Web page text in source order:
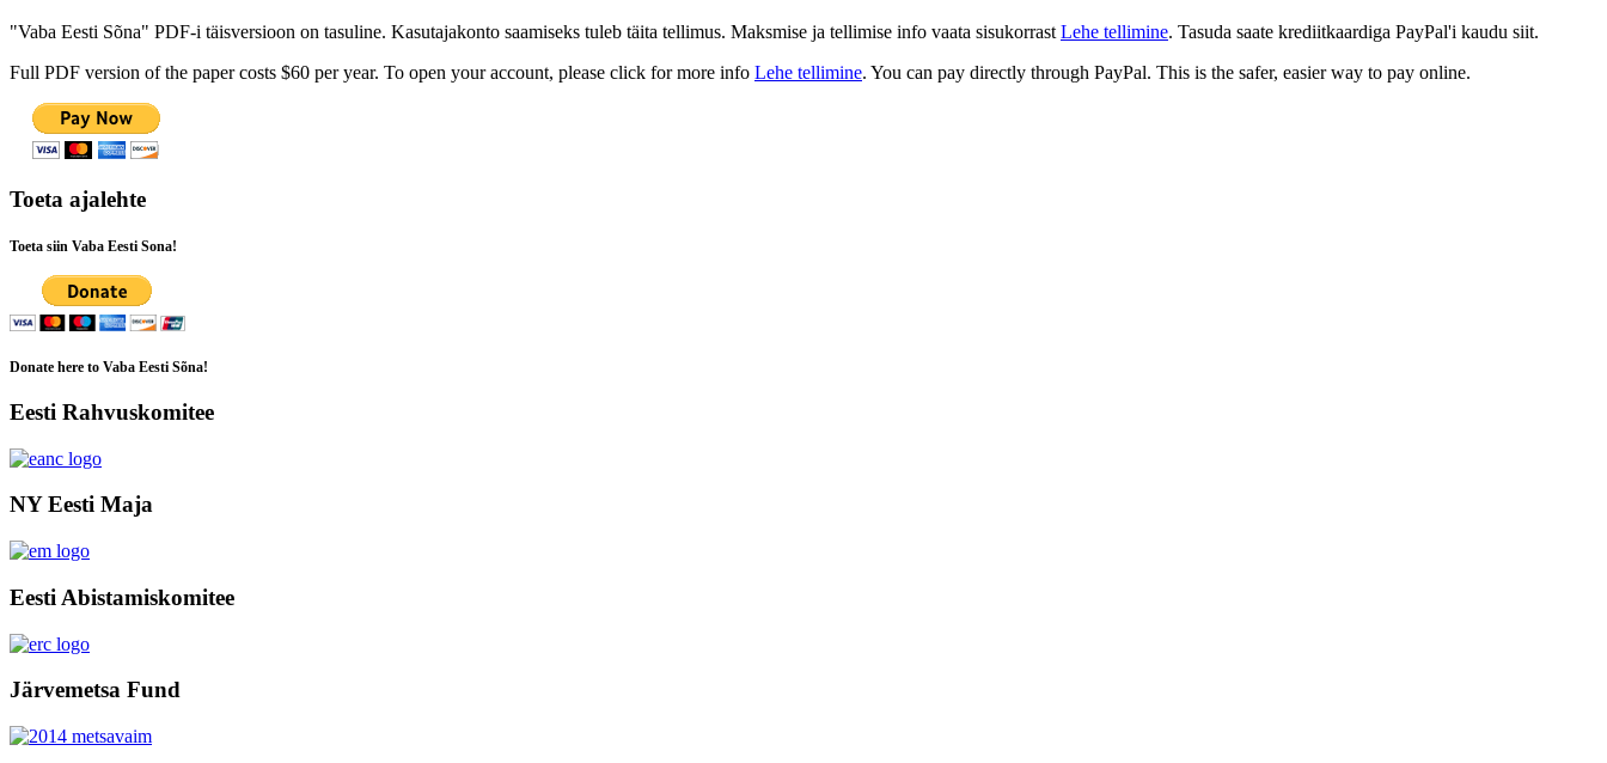
"Vaba Eesti Sõna" PDF-i täisversioon on tasuline. Kasutajakonto saamiseks tuleb täita tellimus. Maksmise ja tellimise info vaata sisukorrast Lehe tellimine. Tasuda saate krediitkaardiga PayPal'i kaudu siit.
Full PDF version of the paper costs $60 per year. To open your account, please click for more info Lehe tellimine. You can pay directly through PayPal. This is the safer, easier way to pay online.
Toeta ajalehte
Toeta siin Vaba Eesti Sona!
Donate here to Vaba Eesti Sõna!
Eesti Rahvuskomitee
NY Eesti Maja
Eesti Abistamiskomitee
Järvemetsa Fund